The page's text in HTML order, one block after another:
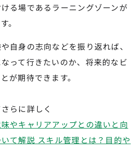
る場であるラーニングゾーンが
。
自身の志向などを振り返れば、
って行きたいのか、将来的なビ
が期待できます。
らに詳しく
やキャリアアップとの違いと向
て解説 スキル管理とは？目的や